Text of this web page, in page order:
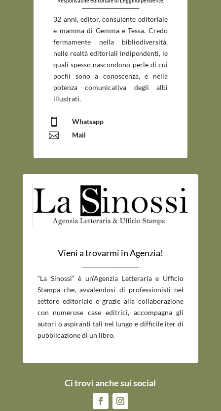
32 anni, editor, consulente editoriale
e mamma di Gemma e Tessa. Credo
fermamente nella bibliodiversità,
nelle realtà editoriali indipendenti, le
quali spesso nascondono perle di cui
pochi sono a conoscenza, e nella
potenza comunicativa degli albi
illustrati.
 Whatsapp
 Mail
Vieni a trovarmi in Agenzia!
“La Sinossi” è un’Agenzia Letteraria e Ufficio
Stampa che, avvalendosi di professionisti nel
settore editoriale e grazie alla collaborazione
con numerose case editrici, accompagna gli
autori o aspiranti tali nel lungo e difficile iter di
pubblicazione di un libro.
Ci trovi anche sui social